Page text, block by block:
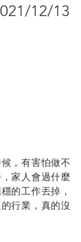
12/13
，有害怕做不
家人會過什麼
的工作丟掉，
行業，真的沒